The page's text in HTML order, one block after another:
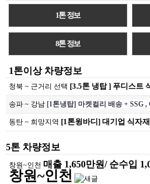
1톤 정보
8톤 정보
1톤이상 차량정보
청북 ~ 근거리 선택 [3.5톤 냉탑 ] 푸디스트
송파 ~ 강남 [1톤냉탑] 마켓컬리 배송 + SSG ,
동탄 ~ 희망지역 [1톤윙바디] 대기업 식자
5톤 차량정보
창원~인천 매출 1,650만원/ 순수입
창원~인천